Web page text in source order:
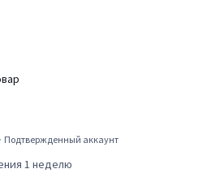
Подтвержденный аккаунт
1 неделю